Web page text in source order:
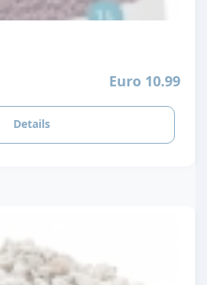
Euro 10.99
Details